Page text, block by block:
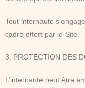
Tout internaute
cadre offert par le Site.
3. PROTECTION DES
L’internaute peut être